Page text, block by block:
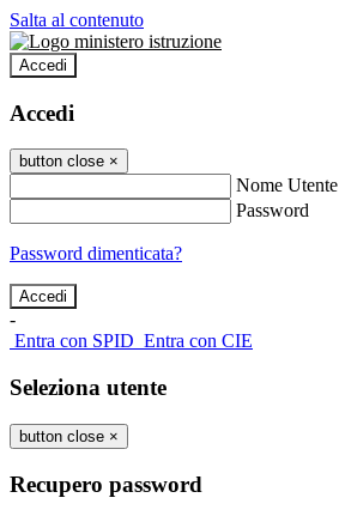
Salta al contenuto
Accedi
Accedi
button close ×
Nome Utente
Password
Password dimenticata?
-
Entra con SPID Entra con CIE
Seleziona utente
button close ×
Recupero password